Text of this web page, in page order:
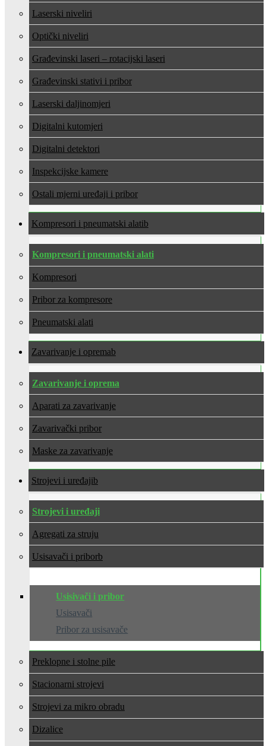
Laserski niveliri
Optički niveliri
Građevinski laseri – rotacijski laseri
Građevinski stativi i pribor
Laserski daljinomjeri
Digitalni kutomjeri
Digitalni detektori
Inspekcijske kamere
Ostali mjerni uređaji i pribor
Kompresori i pneumatski alati
Kompresori i pneumatski alati
Kompresori
Pribor za kompresore
Pneumatski alati
Zavarivanje i oprema
Zavarivanje i oprema
Aparati za zavarivanje
Zavarivački pribor
Maske za zavarivanje
Strojevi i uređaji
Strojevi i uređaji
Agregati za struju
Usisavači i pribor
Usisivači i pribor
Usisavači
Pribor za usisavače
Preklopne i stolne pile
Stacionarni strojevi
Strojevi za mikro obradu
Dizalice